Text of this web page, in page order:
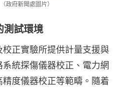
政府新聞處圖片）
測試環境
正實驗所提供計量支援與
統探傷儀器校正、電力網
度儀器校正等範疇。隨着